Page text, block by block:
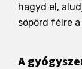
hagyd el,
söpörd félre
A